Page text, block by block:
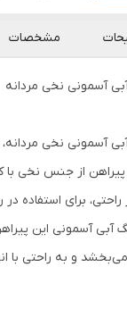
مشخصات
آسمونی نخی مردانه
آسمونی نخی مردانه،
از جنس نخی با
برای استفاده در
آبی آسمونی این
و به راحتی با